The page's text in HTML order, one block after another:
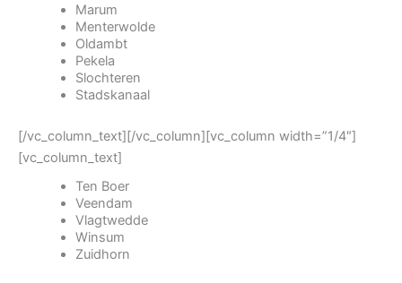
Marum
Menterwolde
Oldambt
Pekela
Slochteren
Stadskanaal
[/vc_column_text][/vc_column][vc_column width=”1/4″]
[vc_column_text]
Ten Boer
Veendam
Vlagtwedde
Winsum
Zuidhorn